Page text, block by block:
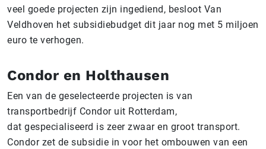
veel goede projecten zijn ingediend, besloot Van
Veldhoven het subsidiebudget dit jaar nog met 5 miljoen
euro te verhogen.
Condor en Holthausen
Een van de geselecteerde projecten is van
transportbedrijf Condor uit Rotterdam,
dat gespecialiseerd is zeer zwaar en groot transport.
Condor zet de subsidie in voor het ombouwen van een